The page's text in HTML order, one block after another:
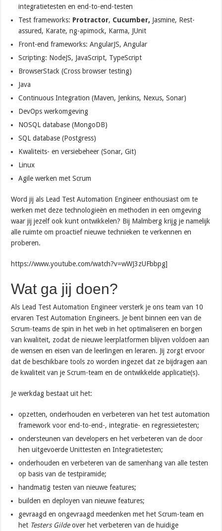
integratietesten en end-to-end-testen
Test frameworks: Protractor, Cucumber, Jasmine, Rest-
assured, Karate, ng-apimock, Karma, JUnit
Front-end frameworks: AngularJS, Angular
Scripting: NodeJS, JavaScript, TypeScript
BrowserStack (Cross browser testing)
Java
Continuous Integration (Maven, Jenkins, Nexus, Sonar)
DevOps werkomgeving
NOSQL database (MongoDB)
SQL database (Postgress)
Kwaliteits- en versiebeheer (Sonar, Git)
Linux
Agile werken met Scrum
Word jij als Lead Test Automation Engineer enthousiast om te
werken met deze technologieën en methoden in een omgeving
waar jij jezelf ook kunt ontwikkelen? Bij Malmberg krijg je namelijk
alle ruimte om proactief nieuwe technieken te verkennen en
proberen.
https://www.youtube.com/watch?v=wWJ3zUFbbpg]
Wat ga jij doen?
Als Lead Test Automation Engineer versterk je ons team van 10
ervaren Test Automation Engineers. Je bent binnen een van de
Scrum-teams de spin in het web in het optimaliseren en borgen
van kwaliteit, zodat de nieuwe leerplatformen blijven voldoen aan
de wensen en eisen van de leerlingen en leraren. Jij zorgt ervoor
dat de beschikbare tools zo worden ingezet dat ze bijdragen aan
de kwaliteit van je Scrum-team en de ontwikkelde applicatie(s).
Je werkdag bestaat uit het:
opzetten, onderhouden en verbeteren van het test automation
framework voor end-to-end-, integratie- en regressietesten;
ondersteunen van developers en het verbeteren van de door
hen uitgevoerde Unittesten en Integratietesten;
onderhouden en verbeteren van de samenhang van alle testen
op basis van de testpiramide;
handmatig testen van nieuwe features;
builden en deployen van nieuwe features;
gevraagd en ongevraagd meedenken met het Scrum-team en
het Testers Gildeover het verbeteren van de huidige